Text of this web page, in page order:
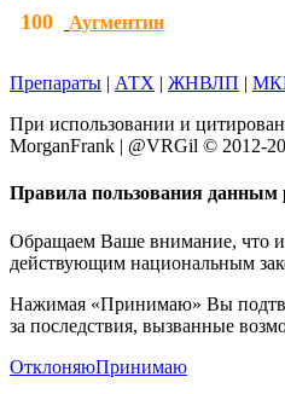
100 Аугментин
Препараты | АТХ | ЖНВЛП |
При использовании и
MorganFrank | @VRGil © 2012-
Правила пользования данным
Обращаем Ваше внимание, что
действующим национальным
Нажимая «Принимаю» Вы
за последствия, вызванные
ОтклоняюПринимаю